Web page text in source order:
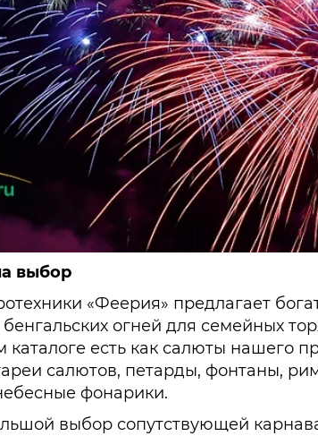
выбор
«Феерия» предлагает
бенгальских огней для семейных
есть как салюты нашего
салютов, петарды, фонтаны,
фонарики.
выбор сопутствующей